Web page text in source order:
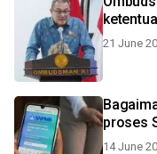
21 June
proses
14 June